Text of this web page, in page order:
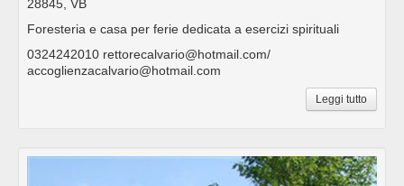
28845, VB
Foresteria e casa per ferie dedicata a esercizi spirituali
0324242010 rettorecalvario@hotmail.com/
accoglienzacalvario@hotmail.com
Leggi tutto